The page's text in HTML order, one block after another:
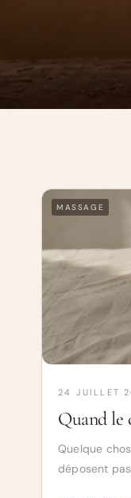
MASSAGE
24 JUILLET
Quand le
Quelque
déposent